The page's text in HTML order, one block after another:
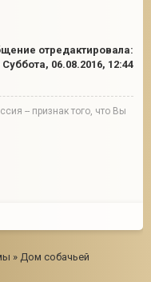
отредактировала:
Суббота, 06.08.2016, 12:44
-- признак того, что Вы
» Дом собачьей